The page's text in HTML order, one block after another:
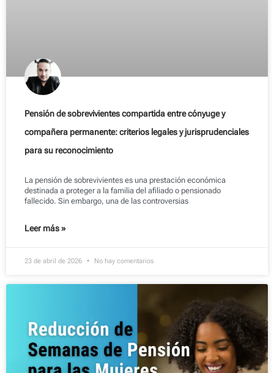
Pensión de sobrevivientes compartida entre cónyuge y
compañera permanente: criterios legales y jurisprudenciales
para su reconocimiento
La pensión de sobrevivientes es una prestación económica
destinada a proteger a la familia del afiliado o pensionado
fallecido. Sin embargo, una de las controversias
Leer más »
23 de abril de 2026 No hay comentarios